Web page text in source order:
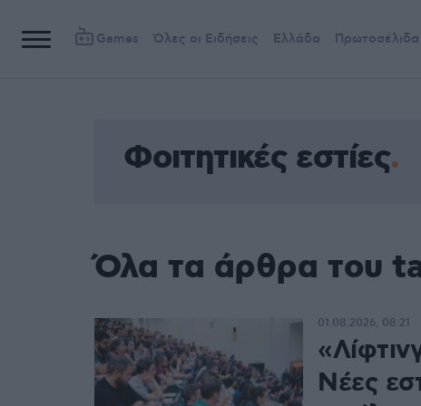
Games Όλες οι Ειδήσεις Ελλάδα Πρωτοσέλιδα
Φοιτητικές εστίες
Όλα τα άρθρα του
Νέες
01.08.2026, 08:21